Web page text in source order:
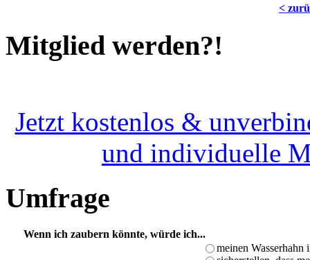
<
Mitglied werden?!
Jetzt kostenlos &
und individuelle
Umfrage
Wenn ich zaubern könnte, würde ich...
meinen